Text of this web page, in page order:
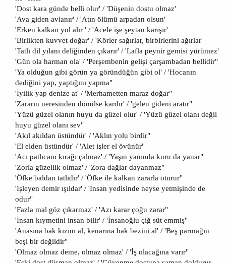
'Dost kara günde belli olur' / 'Düşenin dostu olmaz'
'Ava giden avlanır' / 'Atın ölümü arpadan olsun'
'Erken kalkan yol alır ' / 'Acele işe şeytan karışır'
'Birlikten kuvvet doğar' / 'Körler sağırlar, birbirlerini ağırlar'
'Tatlı dil yılanı deliğinden çıkarır' / 'Lafla peynir gemisi yürümez'
'Gün ola harman ola' / 'Perşembenin gelişi çarşambadan bellidir"
'Ya olduğun gibi görün ya göründüğün gibi ol' / 'Hocanın
dediğini yap, yaptığını yapma"
'İyilik yap denize at' / 'Merhametten maraz doğar"
'Zararın neresinden dönülse kardır' / 'gelen gideni aratır"
'Yüzü güzel olanın huyu da güzel olur' / 'Yüzü güzel olanı değil
huyu güzel olanı sev"
'Akıl akıldan üstündür' / 'Aklın yolu birdir"
'El elden üstündür' / 'Alet işler el övünür"
'Acı patlıcanı kırağı çalmaz' / 'Yaşın yanında kuru da yanar"
'Zorla güzellik olmaz' / 'Zora dağlar dayanmaz"
'Öfke baldan tatlıdır' / 'Öfke ile kalkan zararla oturur"
'İşleyen demir ışıldar' / 'İnsan yedisinde neyse yetmişinde de
odur"
'Fazla mal göz çıkarmaz' / 'Azı karar çoğu zarar"
'İnsan kıymetini insan bilir' / 'İnsanoğlu çiğ süt emmiş"
'Anasına bak kızını al, kenarına bak bezini al' / 'Beş parmağın
beşi bir değildir"
'Olmaz olmaz deme, olmaz olmaz' / 'İş olacağına varır"